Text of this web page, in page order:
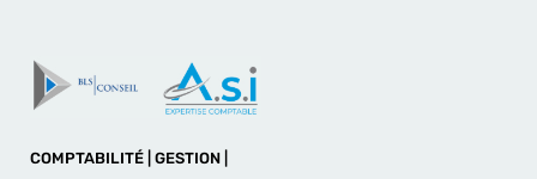
COMPTABILITÉ | GESTION |